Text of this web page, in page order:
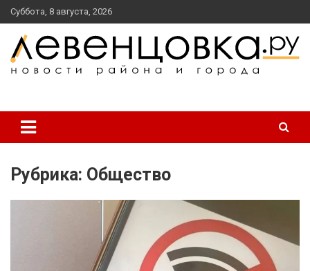
перейти
к
содержанию
Суббота, 8 августа, 2026
Рубрика: Общество